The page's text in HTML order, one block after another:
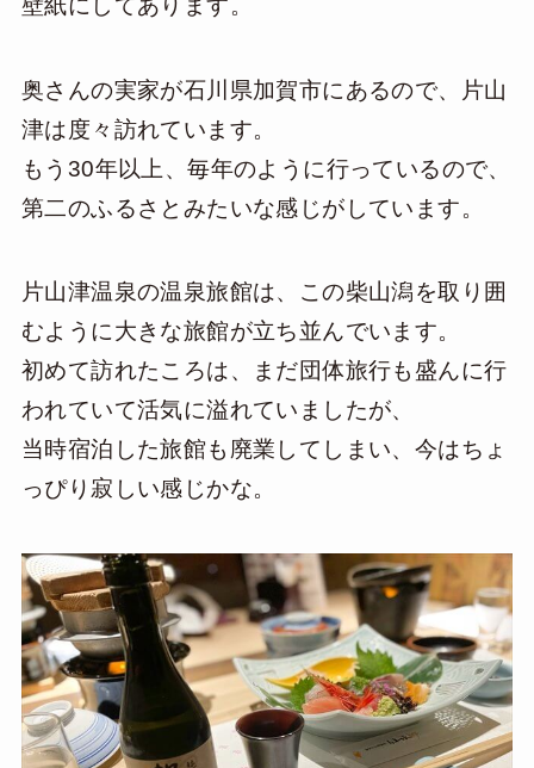
壁紙にしてあります。
奥さんの実家が石川県加賀市にあるので、片山
津は度々訪れています。
もう30年以上、毎年のように行っているので、
第二のふるさとみたいな感じがしています。
片山津温泉の温泉旅館は、この柴山潟を取り囲
むように大きな旅館が立ち並んでいます。
初めて訪れたころは、まだ団体旅行も盛んに行
われていて活気に溢れていましたが、
当時宿泊した旅館も廃業してしまい、今はちょ
っぴり寂しい感じかな。